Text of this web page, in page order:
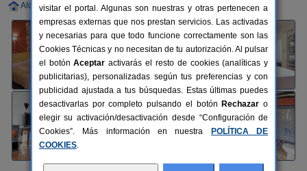
Alquiler completo 20-40 plazas 42 km de Granada
visitar el portal. Algunas son nuestras y otras pertenecen a
empresas externas que nos prestan servicios. Las activadas
y necesarias para que todo funcione correctamente son las
Cookies Técnicas y no necesitan de tu autorización. Al pulsar
el botónAceptar activarás el resto de cookies (analíticas y
publicitarias), personalizadas según tus preferencias y con
publicidad ajustada a tus búsquedas. Estas últimas puedes
desactivarlas por completo pulsando el botón Rechazar o
elegir su activación/desactivación desde “Configuración de
Cookies”. Más información en nuestra
POLÍTICA DE
COOKIES.